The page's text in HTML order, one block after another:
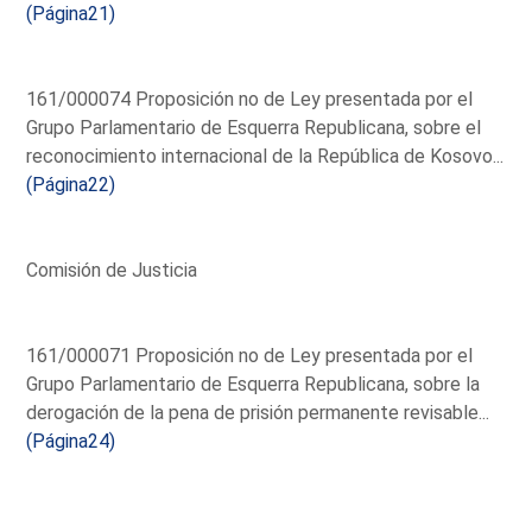
(Página21)
161/000074 Proposición no de Ley presentada por el
Grupo Parlamentario de Esquerra Republicana, sobre el
reconocimiento internacional de la República de Kosovo...
(Página22)
Comisión de Justicia
161/000071 Proposición no de Ley presentada por el
Grupo Parlamentario de Esquerra Republicana, sobre la
derogación de la pena de prisión permanente revisable...
(Página24)